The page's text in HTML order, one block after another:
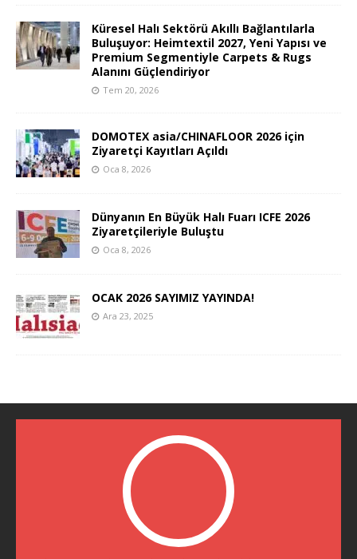
Küresel Halı Sektörü Akıllı Bağlantılarla
Buluşuyor: Heimtextil 2027, Yeni Yapısı ve
Premium Segmentiyle Carpets & Rugs
Alanını Güçlendiriyor
Tem 20, 2026
DOMOTEX asia/CHINAFLOOR 2026 için
Ziyaretçi Kayıtları Açıldı
Oca 8, 2026
Dünyanın En Büyük Halı Fuarı ICFE 2026
Ziyaretçileriyle Buluştu
Oca 8, 2026
OCAK 2026 SAYIMIZ YAYINDA!
Ara 23, 2025